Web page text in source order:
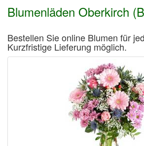
Blumenläden Oberkirch
Bestellen Sie online Blumen für
Kurzfristige Lieferung möglich.